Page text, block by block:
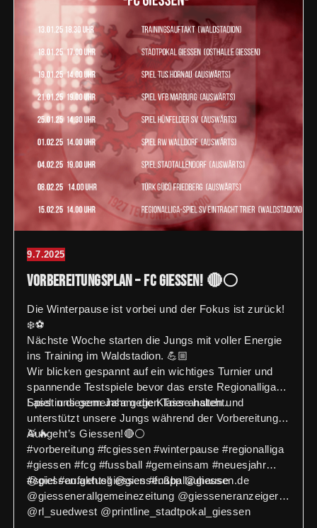
9.7.2025
Vorbereitungsplan – FC Giessen! 🔴⚪️
Die Winterpause ist vorbei und der Fokus ist zurück!
❄️⚽
Nächste Woche starten die Jungs mit voller Energie
ins Training im Waldstadion. 💪🏼
Wir blicken gespannt auf ein wichtiges Turnier und
spannende Testspiele bevor das erste Regionalliga-
Spiel in diesem Jahr gegen Trier ansteht.
Lasst uns gemeinsam die Klasse halten und
unterstützt unsere Jungs während der Vorbereitung!
🥁🔥
Auf geht’s Giessen!🔴⚪️
#vorbereitung #fcgiessen #winterpause #regionalliga
#giessen #fcg #fussball #gemeinsam #neuesjahr
#spiel #aufgehtsgiessen #fußballzuhause
@giessen.aktuell @giessenapp @giessen.de
@giessenerallgemeinezeitung @giesseneranzeiger
@rl_suedwest @printline_stadtpokal_giessen